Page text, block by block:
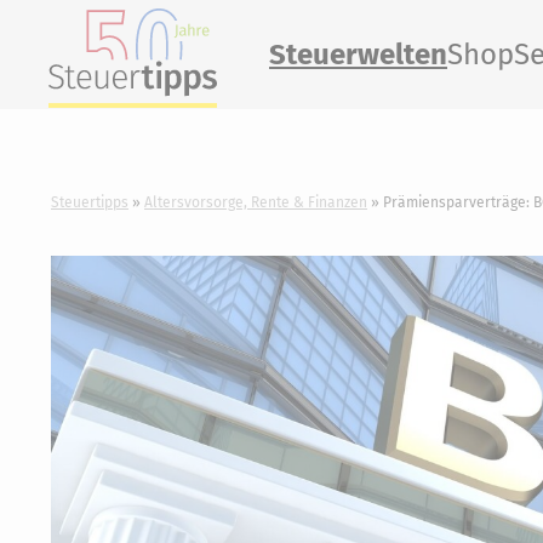
SteuerweltenShop
Steuertipps Altersvorsorge, Rente & Finanzen Prämiensparverträge: